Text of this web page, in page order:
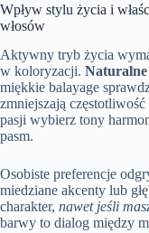
Wpływ stylu życia i
włosów
Aktywny tryb życia
w koloryzacji. Naturalne
miękkie balayage
zmniejszają
pasji wybierz tony
pasm.
Osobiste preferencje
miedziane akcenty lub
charakter, nawet jeśli
barwy to dialog między